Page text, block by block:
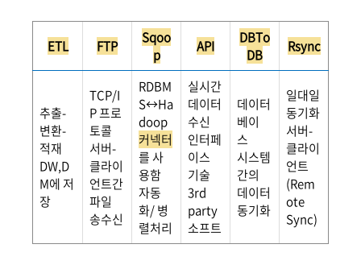
ETL FTP
Sqoo
p
API
DBTo
DB
Rsync
추출-
변환-
적재
DW,D
M에 저
장
TCP/I
P 프로
토콜
서버-
클라이
언트간
파일
송수신
RDBM
S↔Ha
doop
커넥터
를 사
용함
자동
화/ 병
렬처리
실시간
데이터
수신
인터페
이스
기술
3rd
party
소프트
데이터
베이
스
시스템
간의
데이터
동기화
일대일
동기화
서버-
클라이
언트
(Rem
ote
Sync)